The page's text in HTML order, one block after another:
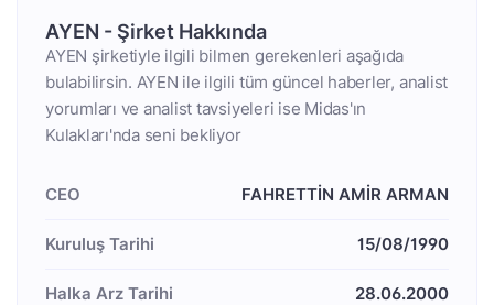
AYEN - Şirket Hakkında
AYEN şirketiyle ilgili bilmen gerekenleri aşağıda
bulabilirsin. AYEN ile ilgili tüm güncel haberler, analist
yorumları ve analist tavsiyeleri ise Midas'ın
Kulakları'nda seni bekliyor
CEO FAHRETTİN AMİR ARMAN
Kuruluş Tarihi 15/08/1990
Halka Arz Tarihi 28.06.2000